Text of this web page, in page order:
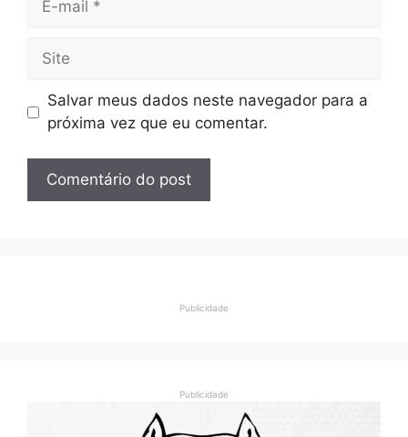
Site
Salvar meus dados neste navegador para a
próxima vez que eu comentar.
Publicidade
Publicidade